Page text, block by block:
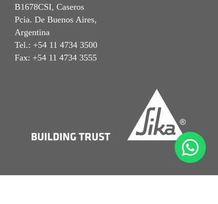
B1678CSI, Caseros
Pcia. De Buenos Aires,
Argentina
Tel.: +54 11 4734 3500
Fax: +54 11 4734 3555